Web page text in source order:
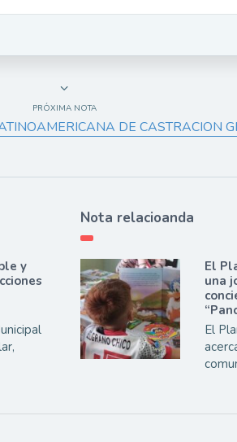
PRÓXIMA NOTA
DE CASTRACION
y
Nota relacioanda
El
una
El